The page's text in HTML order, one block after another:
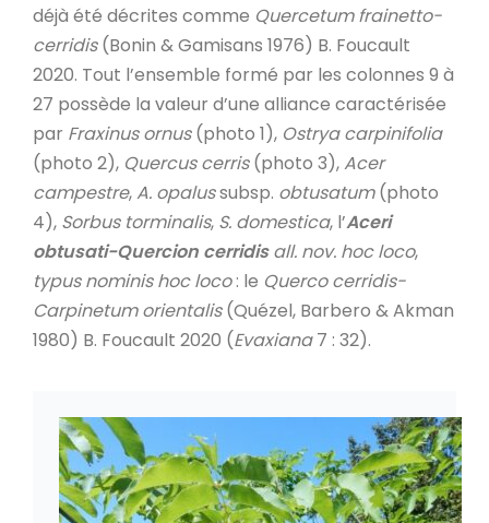
déjà été décrites comme Quercetum frainetto-
cerridis(Bonin & Gamisans 1976) B. Foucault
2020. Tout l’ensemble formé par les colonnes 9 à
27 possède la valeur d’une alliance caractérisée
par Fraxinus ornus(photo 1), Ostrya carpinifolia
(photo 2), Quercus cerris(photo 3),Acer
campestre,A. opalussubsp. obtusatum(photo
4), Sorbus torminalis, S. domestica, l’Aceri
obtusati-Quercion cerridisall. nov. hoc loco,
typus nominis hoc loco: le Querco cerridis-
Carpinetum orientalis(Quézel, Barbero & Akman
1980) B. Foucault 2020 (Evaxiana7 : 32).